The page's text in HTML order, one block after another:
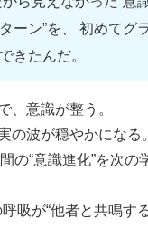
ーン”を、 初めてグ
きたんだ。
、意識が整う。
の波が穏やかになる
の“意識進化”を次の
吸が“他者と共鳴す